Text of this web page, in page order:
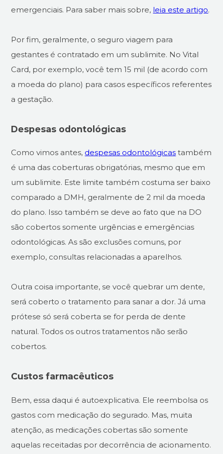
emergenciais. Para saber mais sobre, leia este artigo.
Por fim, geralmente, o seguro viagem para
gestantes é contratado em um sublimite. No Vital
Card, por exemplo, você tem 15 mil (de acordo com
a moeda do plano) para casos específicos referentes
a gestação.
Despesas odontológicas
Como vimos antes, despesas odontológicas também
é uma das coberturas obrigatórias, mesmo que em
um sublimite. Este limite também costuma ser baixo
comparado a DMH, geralmente de 2 mil da moeda
do plano. Isso também se deve ao fato que na DO
são cobertos somente urgências e emergências
odontológicas. As são exclusões comuns, por
exemplo, consultas relacionadas a aparelhos.
Outra coisa importante, se você quebrar um dente,
será coberto o tratamento para sanar a dor. Já uma
prótese só será coberta se for perda de dente
natural. Todos os outros tratamentos não serão
cobertos.
Custos farmacêuticos
Bem, essa daqui é autoexplicativa. Ele reembolsa os
gastos com medicação do segurado. Mas, muita
atenção, as medicações cobertas são somente
aquelas receitadas por decorrência de acionamento.